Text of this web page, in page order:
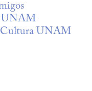
UNAM
Cultura UNAM